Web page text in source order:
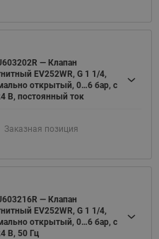
— Клапан
EV252WR, G 1 1/4,
открытый, 0…6 бар, с
В, постоянный ток
Заказная позиция
— Клапан
EV252WR, G 1 1/4,
открытый, 0…6 бар, с
В, 50 Гц